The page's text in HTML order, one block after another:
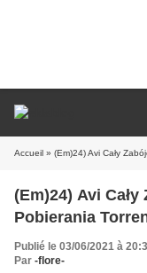
Accueil » (Em)24) Avi Cały
(Em)24) Avi
Pobierania
Publié le 03/06/2021 à
Par -flore-